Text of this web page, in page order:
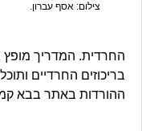
צילום: אסף עברון.
החרדית. המדריך
בריכוזים החרדיים
ההורדות באתר בבא